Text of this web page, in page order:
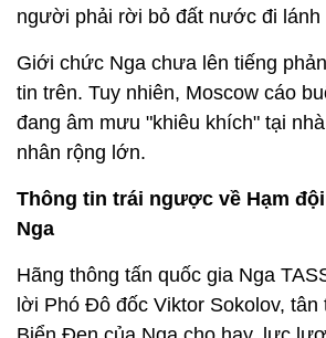
người phải rời bỏ đất nước đi lánh
Giới chức Nga chưa lên tiếng
tin trên. Tuy nhiên, Moscow cáo
đang âm mưu "khiêu khích" tại
nhân rộng lớn.
Thông tin trái ngược về Hạm
Nga
Hãng thông tấn quốc gia Nga
lời Phó Đô đốc Viktor Sokolov, tân